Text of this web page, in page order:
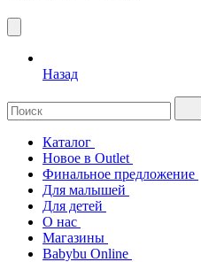
Назад
Каталог
Новое в Outlet
Финальное предложение
Для малышей
Для детей
О нас
Магазины
Babybu Online